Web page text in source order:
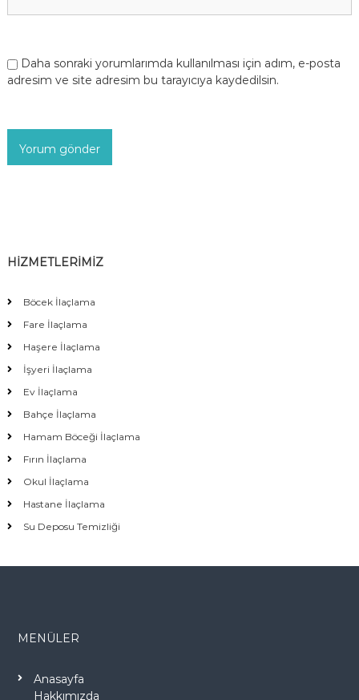
Daha sonraki yorumlarımda kullanılması için adım, e-posta
adresim ve site adresim bu tarayıcıya kaydedilsin.
HİZMETLERİMİZ
Böcek İlaçlama
Fare İlaçlama
Haşere İlaçlama
İşyeri İlaçlama
Ev İlaçlama
Bahçe İlaçlama
Hamam Böceği İlaçlama
Fırın İlaçlama
Okul İlaçlama
Hastane İlaçlama
Su Deposu Temizliği
MENÜLER
Anasayfa
Hakkımızda